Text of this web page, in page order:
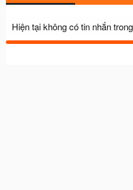
Hiện tại không có tin nhắn